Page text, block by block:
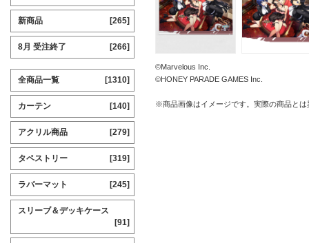
©Marvelous Inc.
©HONEY PARADE GAMES Inc.
※商品画像はイメージです。実際の商品と
新商品 [265]
8月 受注終了 [266]
全商品一覧 [1310]
カーテン [140]
アクリル商品 [279]
タペストリー [319]
ラバーマット [245]
スリーブ＆デッキケース
[91]